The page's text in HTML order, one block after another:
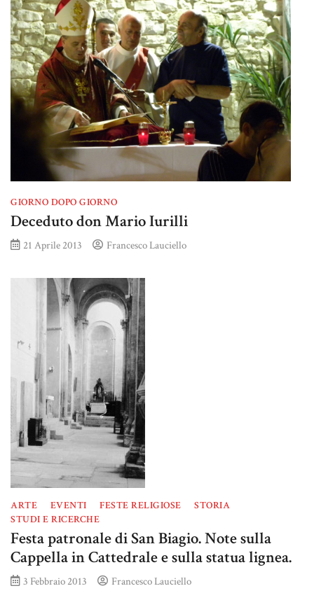
GIORNO DOPO GIORNO
Deceduto don Mario Iurilli
21 Aprile 2013 Francesco Lauciello
ARTE EVENTI FESTE RELIGIOSE
STORIA
STUDI E RICERCHE
Festa patronale di San Biagio. Note sulla
Cappella in Cattedrale e sulla statua lignea.
3 Febbraio 2013 Francesco Lauciello